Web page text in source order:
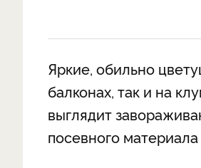
Яркие, обильно
балконах, так и на
выглядит
посевного